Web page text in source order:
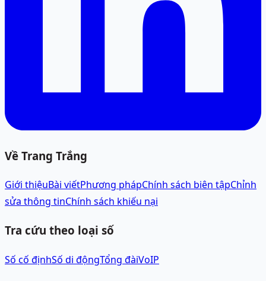
Về Trang Trắng
Giới thiệuBài viếtPhương phápChính sách biên tậpChỉnh
sửa thông tinChính sách khiếu nại
Tra cứu theo loại số
Số cố địnhSố di độngTổng đàiVoIP